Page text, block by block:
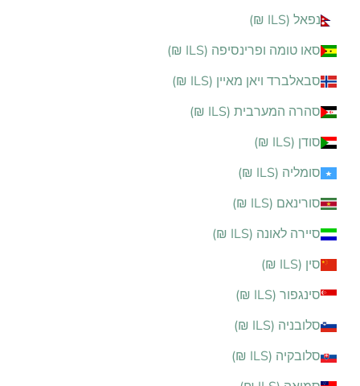
נפאל (ILS ₪)
סאו טומה ופרינסיפה (ILS ₪)
סבאלברד ויאן מאיין (ILS ₪)
סהרה המערבית (ILS ₪)
סודן (ILS ₪)
סומליה (ILS ₪)
סורינאם (ILS ₪)
סיירה לאונה (ILS ₪)
סין (ILS ₪)
סינגפור (ILS ₪)
סלובניה (ILS ₪)
סלובקיה (ILS ₪)